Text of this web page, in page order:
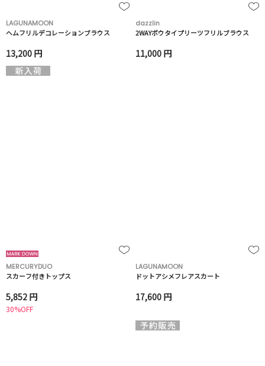
LAGUNAMOON
ヘムフリルデコレーションブラウス
13,200 円
dazzlin
2WAYボウタイプリーツフリルブラウス
11,000 円
MERCURYDUO
スカーフ付きトップス
5,852 円
30%OFF
LAGUNAMOON
ドットアシメフレアスカート
17,600 円